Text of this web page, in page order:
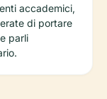
accademici,
di portare
parli